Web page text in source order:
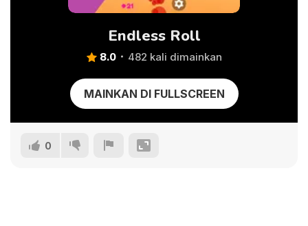
Endless Roll
8.0 482 kali dimainkan
MAINKAN DI FULLSCREEN
0